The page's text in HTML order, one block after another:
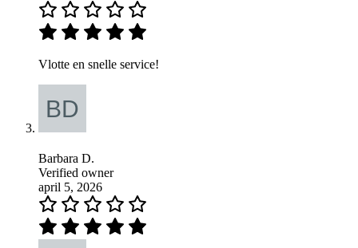
Vlotte en snelle service!
Barbara D.
Verified owner
april 5, 2026